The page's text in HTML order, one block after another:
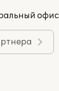
офис